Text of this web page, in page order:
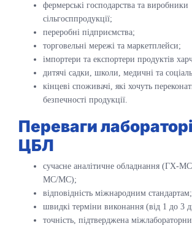
фермерські господарства та виробники
сільгосппродукції;
переробні підприємства;
торговельні мережі та маркетплейси;
імпортери та експортери продуктів
дитячі садки, школи, медичні та
кінцеві споживачі, які хочуть
безпечності продукції.
Переваги
ЦБЛ
сучасне аналітичне обладнання (ГХ-
МС/МС);
відповідність міжнародним стандартам;
швидкі терміни виконання (від 1 до 3
точність, підтверджена